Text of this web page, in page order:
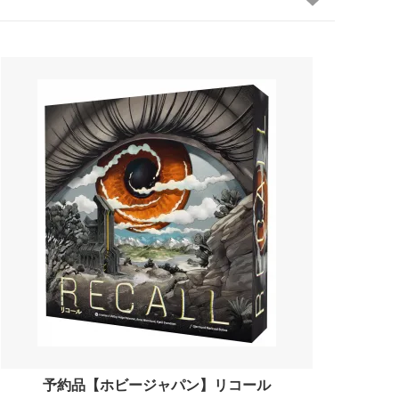
予約品【ホビージャパン】リコール